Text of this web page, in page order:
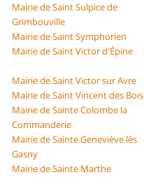
Mairie de Saint Sulpice de
Grimbouville
Mairie de Saint Symphorien
Mairie de Saint Victor d'Épine
Mairie de Saint Victor sur Avre
Mairie de Saint Vincent des Bois
Mairie de Sainte Colombe la
Commanderie
Mairie de Sainte Geneviève lès
Gasny
Mairie de Sainte Marthe